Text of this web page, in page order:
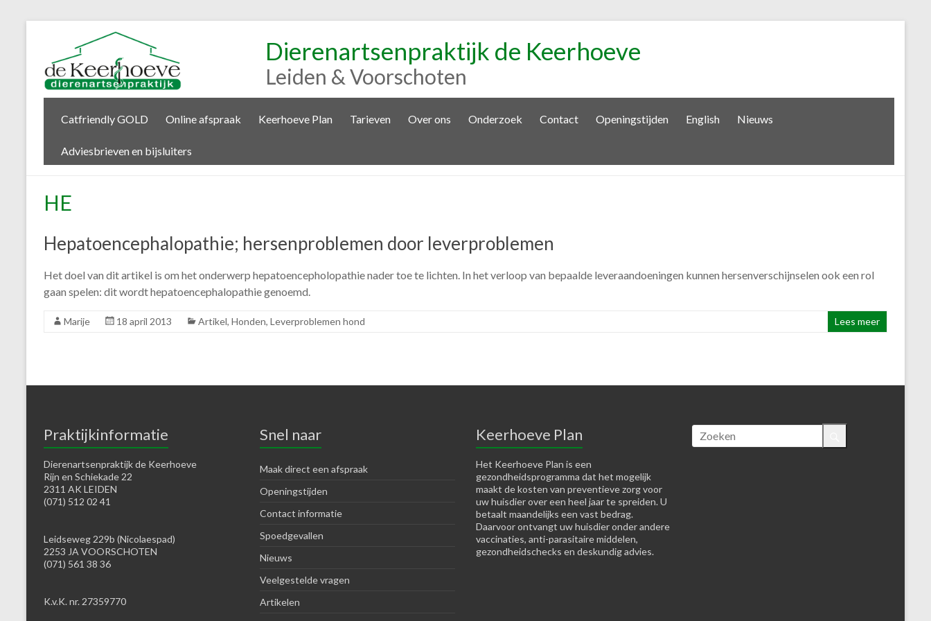
Dierenartsenpraktijk de Keerhoeve
Leiden & Voorschoten
Catfriendly GOLD Online afspraak Keerhoeve Plan Tarieven Over ons Onderzoek Contact Openingstijden English Nieuws
Adviesbrieven en bijsluiters
HE
Hepatoencephalopathie; hersenproblemen door leverproblemen
Het doel van dit artikel is om het onderwerp hepatoencepholopathie nader toe te lichten. In het verloop van bepaalde leveraandoeningen kunnen hersenverschijnselen ook een rol
gaan spelen: dit wordt hepatoencephalopathie genoemd.
Marije 18 april 2013 Artikel, Honden, Leverproblemen hond Lees meer
Praktijkinformatie
Dierenartsenpraktijk de Keerhoeve
Rijn en Schiekade 22
2311 AK LEIDEN
(071) 512 02 41
Leidseweg 229b (Nicolaespad)
2253 JA VOORSCHOTEN
(071) 561 38 36
K.v.K. nr. 27359770
Snel naar
Maak direct een afspraak
Openingstijden
Contact informatie
Spoedgevallen
Nieuws
Veelgestelde vragen
Artikelen
Keerhoeve Plan
Het Keerhoeve Plan is een
gezondheidsprogramma dat het mogelijk
maakt de kosten van preventieve zorg voor
uw huisdier over een heel jaar te spreiden. U
betaalt maandelijks een vast bedrag.
Daarvoor ontvangt uw huisdier onder andere
vaccinaties, anti-parasitaire middelen,
gezondheidschecks en deskundig advies.